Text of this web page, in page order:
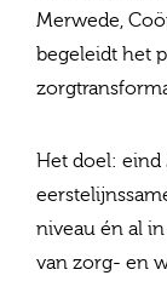
Merwede,
begeleidt het
Het doel:
niveau én al
van zorg- en